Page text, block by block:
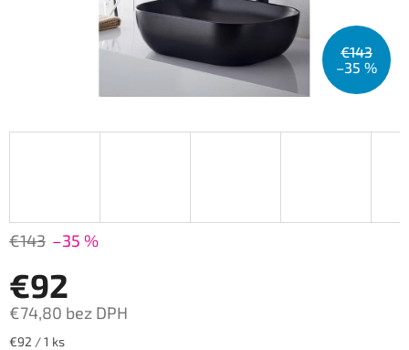
€143
–35 %
€143 –35 %
€92
€74,80 bez DPH
Jednotková
€92 / 1 ks